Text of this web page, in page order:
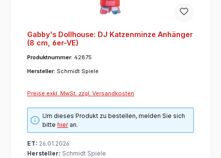
Gabby's Dollhouse: DJ Katzenminze Anhänger
(8 cm, 6er-VE)
Produktnummer: 42875
Hersteller: Schmidt Spiele
Preise exkl. MwSt. zzgl. Versandkosten
Um dieses Produkt zu bestellen, melden Sie sich
bittehieran.
ET: 26.01.2026
Hersteller: Schmidt Spiele